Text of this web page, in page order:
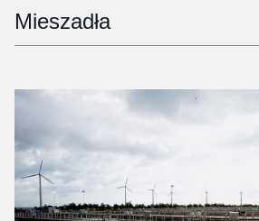
Mieszadła